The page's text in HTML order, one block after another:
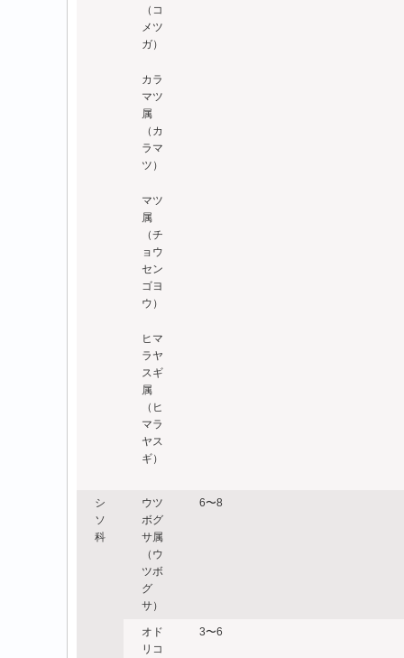
（コ
メツ
ガ）
カラ
マツ
属
（カ
ラマ
ツ）
マツ
属
（チ
ョウ
セン
ゴヨ
ウ）
ヒマ
ラヤ
スギ
属
（ヒ
マラ
ヤス
ギ）
シ
ソ
科
ウツ
ボグ
サ属
（ウ
ツボ
グ
サ）
6〜8
オド
リコ
3〜6